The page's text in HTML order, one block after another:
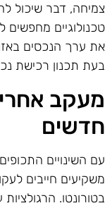
דבר שיכול
מחפשים
ערך הנכסים
תכנון רכישת
אחרי
השינויים התכופים
חייבים